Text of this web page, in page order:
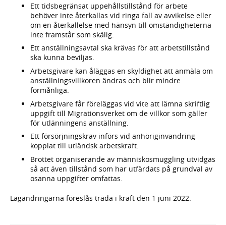
Ett tidsbegränsat uppehållstillstånd för arbete
behöver inte återkallas vid ringa fall av avvikelse eller
om en återkallelse med hänsyn till omständigheterna
inte framstår som skälig.
Ett anställningsavtal ska krävas för att arbetstillstånd
ska kunna beviljas.
Arbetsgivare kan åläggas en skyldighet att anmäla om
anställningsvillkoren ändras och blir mindre
förmånliga.
Arbetsgivare får föreläggas vid vite att lämna skriftlig
uppgift till Migrationsverket om de villkor som gäller
för utlänningens anställning.
Ett försörjningskrav införs vid anhöriginvandring
kopplat till utländsk arbetskraft.
Brottet organiserande av människosmuggling utvidgas
så att även tillstånd som har utfärdats på grundval av
osanna uppgifter omfattas.
Lagändringarna föreslås träda i kraft den 1 juni 2022.